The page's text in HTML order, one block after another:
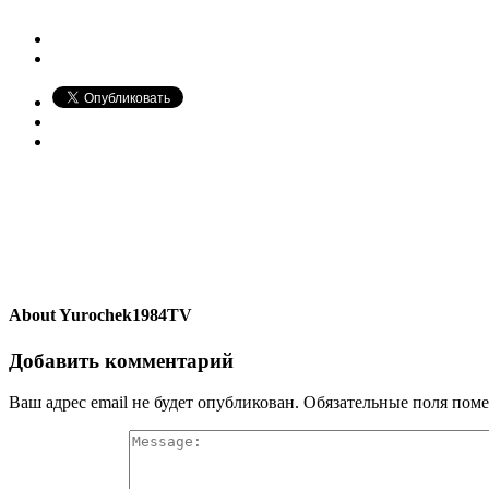
AboutYurochek1984TV
Добавить комментарий
Ваш адрес email не будет опубликован. Обязательные поля